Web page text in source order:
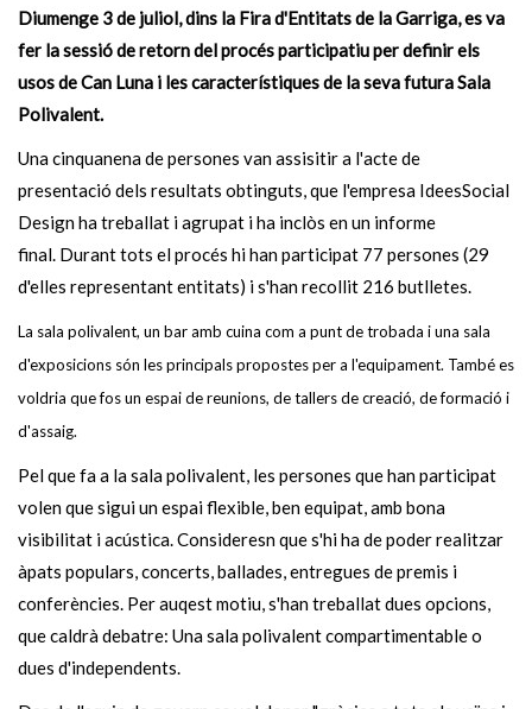
Diumenge 3 de juliol, dins la Fira d'Entitats de la Garriga, es va
fer la sessió de retorn del procés participatiu per definir els
usos de Can Luna i les característiques de la seva futura Sala
Polivalent.
Una cinquanena de persones van assisitir a l'acte de
presentació dels resultats obtinguts, que l'empresa IdeesSocial
Design ha treballat i agrupat i ha inclòs en un informe
final. Durant tots el procés hi han participat 77 persones (29
d'elles representant entitats) i s'han recollit 216 butlletes.
La sala polivalent, un bar amb cuina com a punt de trobada i una sala
d'exposicions són les principals propostes per a l'equipament. També es
voldria que fos un espai de reunions, de tallers de creació, de formació i
d'assaig.
Pel que fa a la sala polivalent, les persones que han participat
volen que sigui un espai flexible, ben equipat, amb bona
visibilitat i acústica. Consideresn que s'hi ha de poder realitzar
àpats populars, concerts, ballades, entregues de premis i
conferències. Per auqest motiu, s'han treballat dues opcions,
que caldrà debatre: Una sala polivalent compartimentable o
dues d'independents.